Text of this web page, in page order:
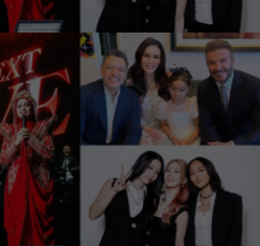
Gaya Hidup